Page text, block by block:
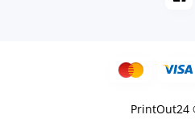
PrintOut24